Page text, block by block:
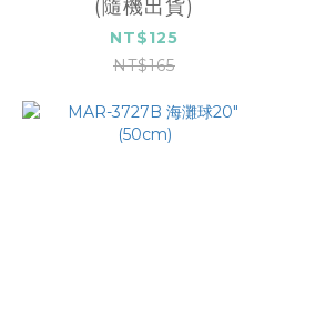
(隨機出貨)
NT$125
NT$165